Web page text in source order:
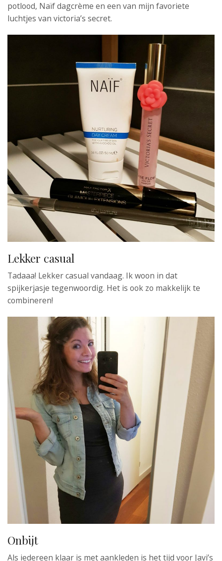
potlood, Naïf dagcrème en een van mijn favoriete
luchtjes van victoria’s secret.
Lekker casual
Tadaaa! Lekker casual vandaag. Ik woon in dat
spijkerjasje tegenwoordig. Het is ook zo makkelijk te
combineren!
Onbijt
Als iedereen klaar is met aankleden is het tijd voor Javi’s